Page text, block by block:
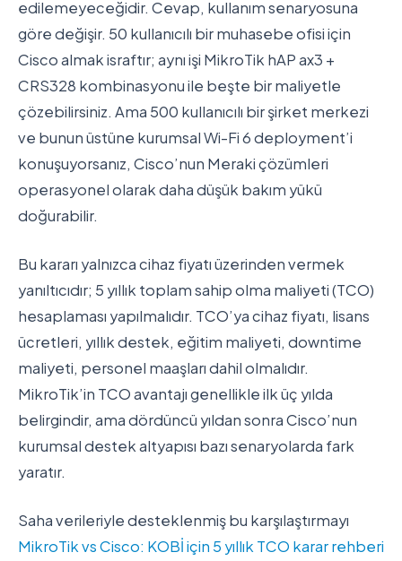
edilemeyeceğidir. Cevap, kullanım senaryosuna
göre değişir. 50 kullanıcılı bir muhasebe ofisi için
Cisco almak israftır; aynı işi MikroTik hAP ax3 +
CRS328 kombinasyonu ile beşte bir maliyetle
çözebilirsiniz. Ama 500 kullanıcılı bir şirket merkezi
ve bunun üstüne kurumsal Wi-Fi 6 deployment’i
konuşuyorsanız, Cisco’nun Meraki çözümleri
operasyonel olarak daha düşük bakım yükü
doğurabilir.
Bu kararı yalnızca cihaz fiyatı üzerinden vermek
yanıltıcıdır; 5 yıllık toplam sahip olma maliyeti (TCO)
hesaplaması yapılmalıdır. TCO’ya cihaz fiyatı, lisans
ücretleri, yıllık destek, eğitim maliyeti, downtime
maliyeti, personel maaşları dahil olmalıdır.
MikroTik’in TCO avantajı genellikle ilk üç yılda
belirgindir, ama dördüncü yıldan sonra Cisco’nun
kurumsal destek altyapısı bazı senaryolarda fark
yaratır.
Saha verileriyle desteklenmiş bu karşılaştırmayı
MikroTik vs Cisco: KOBİ için 5 yıllık TCO karar rehberi